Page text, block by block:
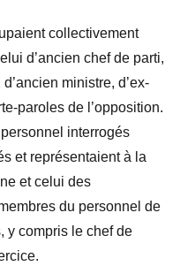
collectivement
d’ancien chef de parti,
ministre, d’ex-
paroles de l’opposition.
interrogés
et représentaient à la
et celui des
du personnel de
y compris le chef de